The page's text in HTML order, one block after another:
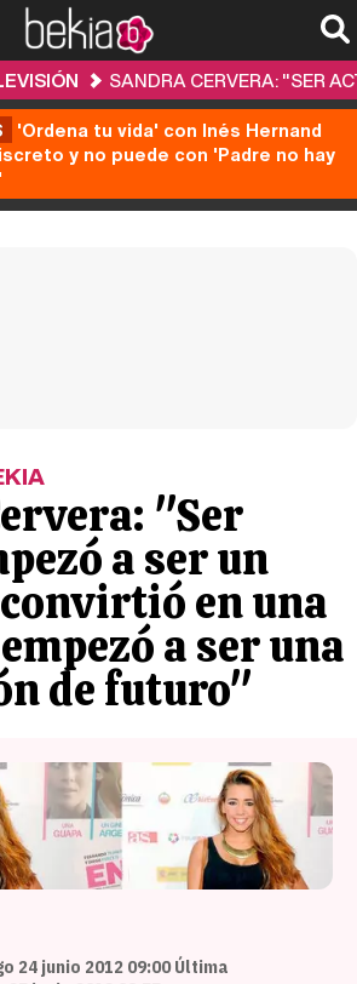
SANDRA CERVERA: "SER
'Ordena tu vida' con Inés Hernand
y no puede con 'Padre no hay
"Ser
a ser un
en una
a ser una
de futuro"
24 junio 2012 09:00 Última